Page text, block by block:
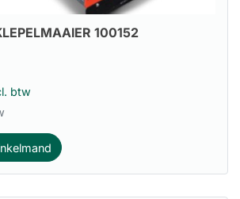
100152
btw